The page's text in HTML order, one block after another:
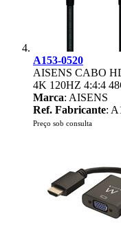
A153-0520
AISENS CABO
4K 120HZ 4:4:4
Marca: AISENS
Ref. Fabricante:
Preço sob consulta